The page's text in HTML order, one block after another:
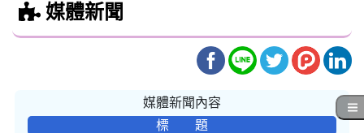
媒體新聞
媒體新聞內容
標 題